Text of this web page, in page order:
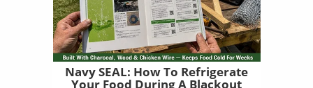
Navy SEAL: How To Refrigerate
Your Food During A Blackout